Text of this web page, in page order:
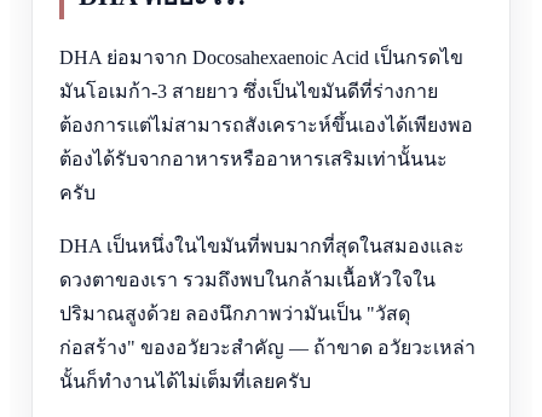
DHA ย่อมาจาก Docosahexaenoic Acid เป็นกรดไข
มันโอเมก้า-3 สายยาว ซึ่งเป็นไขมันดีที่ร่างกาย
ต้องการแต่ไม่สามารถสังเคราะห์ขึ้นเองได้เพียงพอ
ต้องได้รับจากอาหารหรืออาหารเสริมเท่านั้นนะ
ครับ
DHA เป็นหนึ่งในไขมันที่พบมากที่สุดในสมองและ
ดวงตาของเรา รวมถึงพบในกล้ามเนื้อหัวใจใน
ปริมาณสูงด้วย ลองนึกภาพว่ามันเป็น "วัสดุ
ก่อสร้าง" ของอวัยวะสำคัญ — ถ้าขาด อวัยวะเหล่า
นั้นก็ทำงานได้ไม่เต็มที่เลยครับ